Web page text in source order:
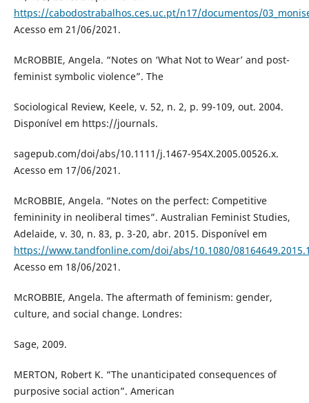
https://cabodostrabalhos.ces.uc.pt/n17/documentos/
Acesso em 21/06/2021.
McROBBIE, Angela. “Notes on ‘What Not to Wear’ and post-
feminist symbolic violence”. The
Sociological Review, Keele, v. 52, n. 2, p. 99-109, out. 2004.
Disponível em https://journals.
sagepub.com/doi/abs/10.1111/j.1467-954X.2005.00526.x.
Acesso em 17/06/2021.
McROBBIE, Angela. “Notes on the perfect: Competitive
femininity in neoliberal times”. Australian Feminist Studies,
Adelaide, v. 30, n. 83, p. 3-20, abr. 2015. Disponível em
https://www.tandfonline.com/doi/abs/10.1080/
Acesso em 18/06/2021.
McROBBIE, Angela. The aftermath of feminism: gender,
culture, and social change. Londres:
Sage, 2009.
MERTON, Robert K. “The unanticipated consequences of
purposive social action”. American